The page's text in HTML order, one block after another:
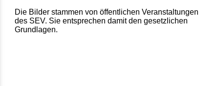
Die Bilder stammen von öffentlichen Veranstaltungen
des SEV. Sie entsprechen damit den gesetzlichen
Grundlagen.